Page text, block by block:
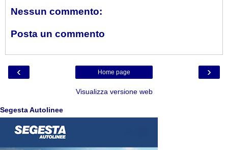
Nessun commento:
Posta un commento
‹ ›
Home page
Visualizza versione web
Segesta Autolinee